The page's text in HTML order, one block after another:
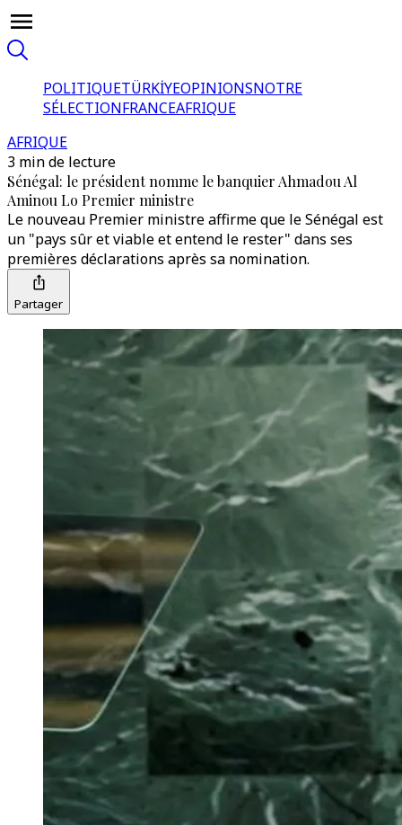
POLITIQUETÜRKİYEOPINIONSNOTRE
SÉLECTIONFRANCEAFRIQUE
AFRIQUE
3 min de lecture
Sénégal: le président nomme le banquier Ahmadou Al
Aminou Lo Premier ministre
Le nouveau Premier ministre affirme que le Sénégal est
un "pays sûr et viable et entend le rester" dans ses
premières déclarations après sa nomination.
Partager